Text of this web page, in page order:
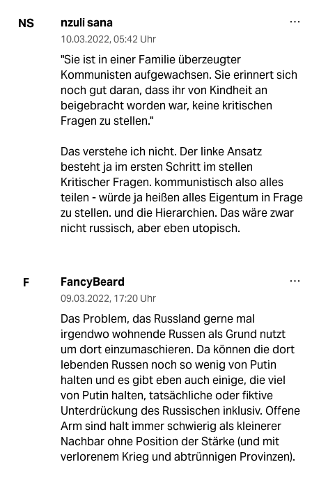
NS nzuli sana
10.03.2022, 05:42 Uhr
"Sie ist in einer Familie überzeugter
Kommunisten aufgewachsen. Sie erinnert sich
noch gut daran, dass ihr von Kindheit an
beigebracht worden war, keine kritischen
Fragen zu stellen."
Das verstehe ich nicht. Der linke Ansatz
besteht ja im ersten Schritt im stellen
Kritischer Fragen. kommunistisch also alles
teilen - würde ja heißen alles Eigentum in Frage
zu stellen. und die Hierarchien. Das wäre zwar
nicht russisch, aber eben utopisch.
F FancyBeard
09.03.2022, 17:20 Uhr
Das Problem, das Russland gerne mal
irgendwo wohnende Russen als Grund nutzt
um dort einzumaschieren. Da können die dort
lebenden Russen noch so wenig von Putin
halten und es gibt eben auch einige, die viel
von Putin halten, tatsächliche oder fiktive
Unterdrückung des Russischen inklusiv. Offene
Arm sind halt immer schwierig als kleinerer
Nachbar ohne Position der Stärke (und mit
verlorenem Krieg und abtrünnigen Provinzen).